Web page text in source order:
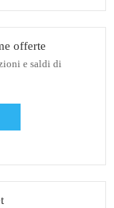
offerte
e saldi di